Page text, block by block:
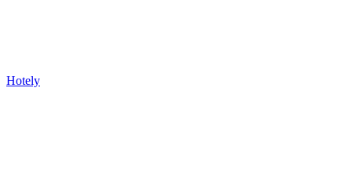
Hotely